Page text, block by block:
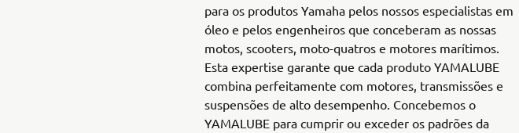
para os produtos Yamaha pelos nossos especialistas em
óleo e pelos engenheiros que conceberam as nossas
motos, scooters, moto-quatros e motores marítimos.
Esta expertise garante que cada produto YAMALUBE
combina perfeitamente com motores, transmissões e
suspensões de alto desempenho. Concebemos o
YAMALUBE para cumprir ou exceder os padrões da